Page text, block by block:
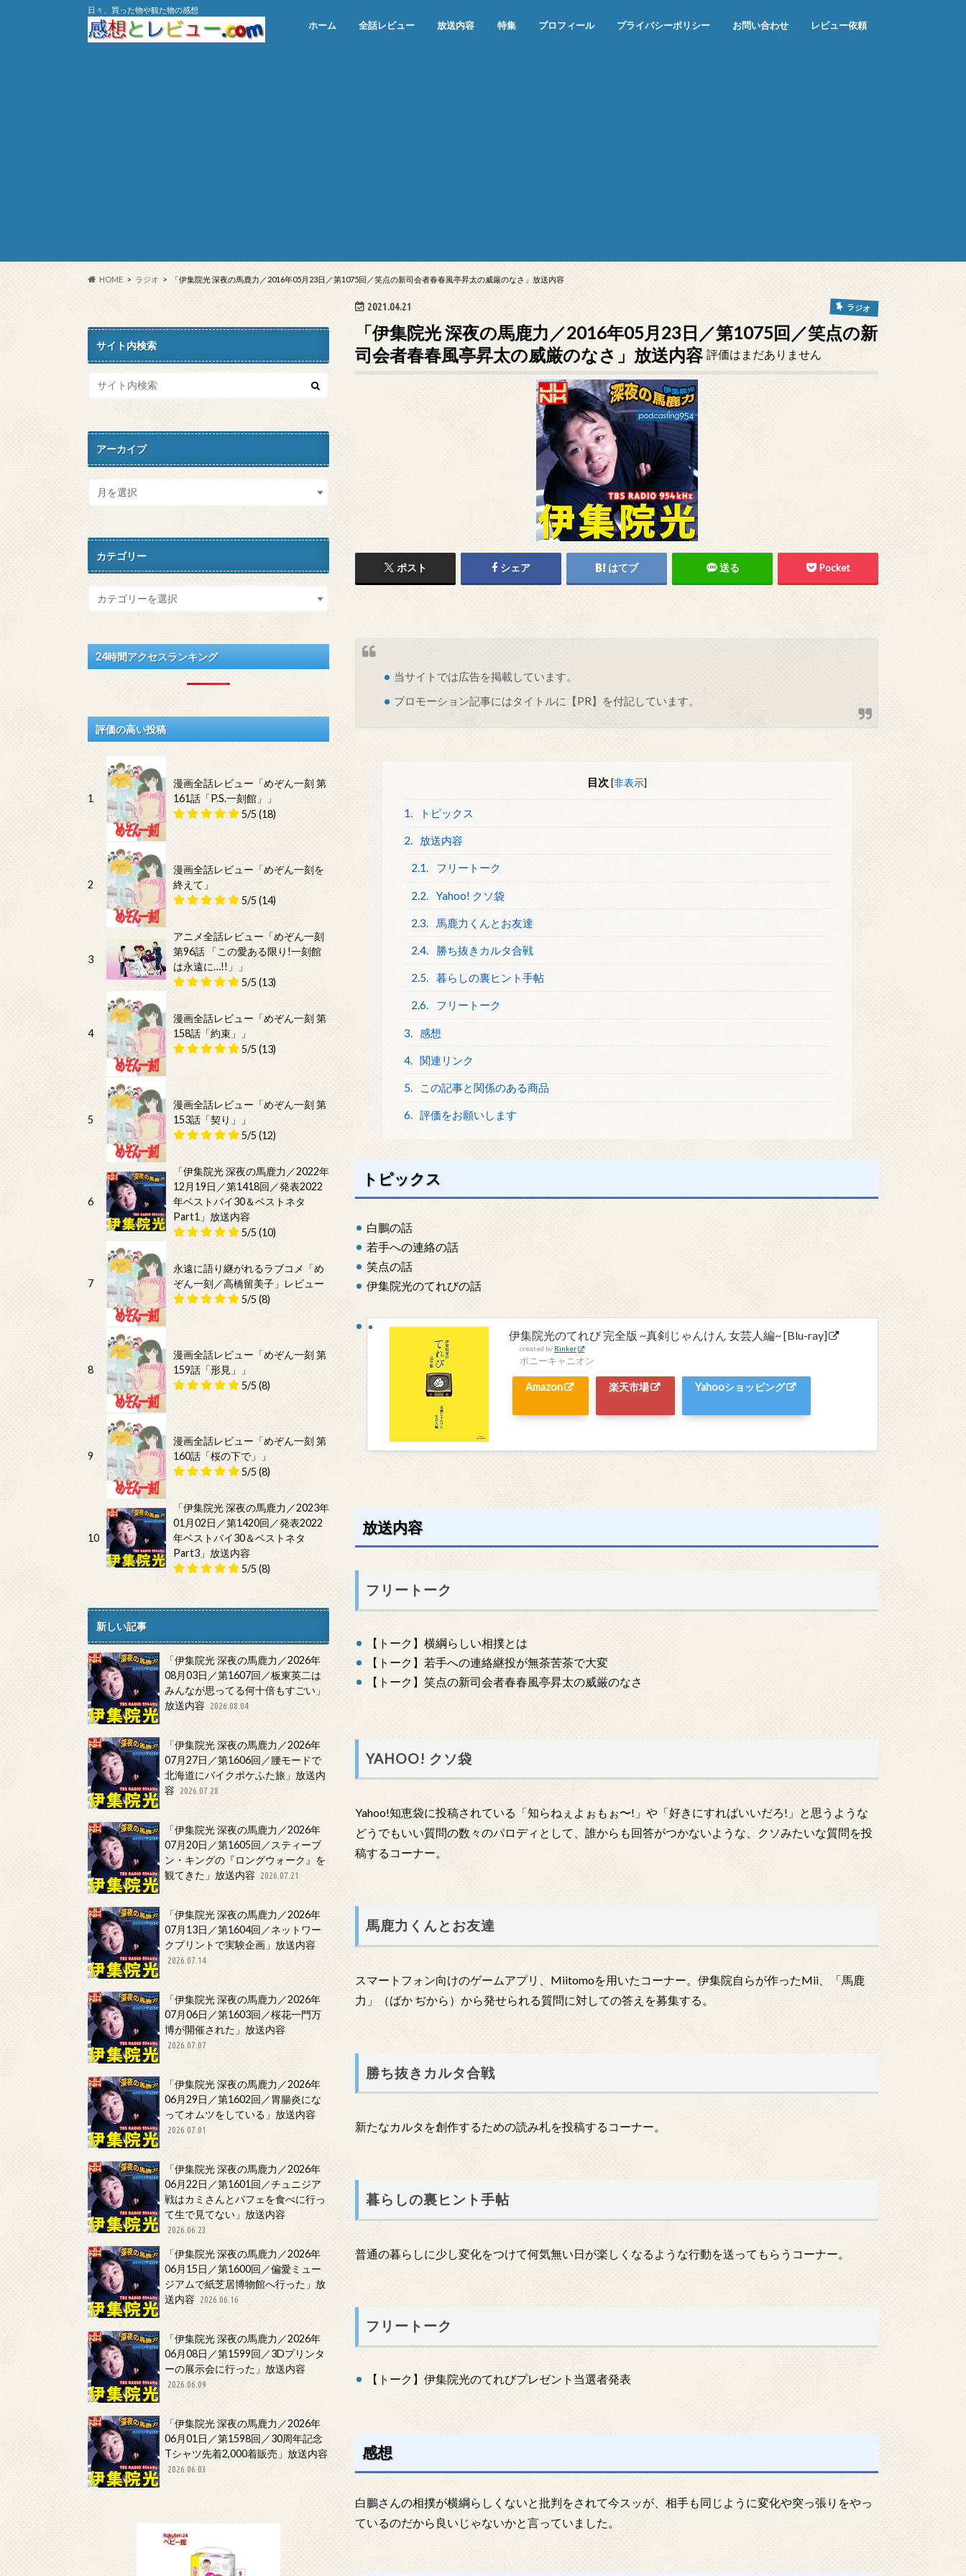
日々、買った物や観た物の感想
ホーム 全話レビュー 放送内容 特集 プロフィール プライバシーポリシー お問い合わせ レビュー依頼
HOME ラジオ 「伊集院光 深夜の馬鹿力／2016年05月23日／第1075回／笑点の新司会者春春風亭昇太の威厳のなさ」放送内容
2021.04.21 ラジオ
「伊集院光 深夜の馬鹿力／2016年05月23日／第1075回／笑点の新
司会者春春風亭昇太の威厳のなさ」放送内容 評価はまだありません
ポスト シェア はてブ 送る Pocket
当サイトでは広告を掲載しています。
プロモーション記事にはタイトルに【PR】を付記しています。
目次 [非表示]
1. トピックス
2. 放送内容
2.1. フリートーク
2.2. Yahoo! クソ袋
2.3. 馬鹿力くんとお友達
2.4. 勝ち抜きカルタ合戦
2.5. 暮らしの裏ヒント手帖
2.6. フリートーク
3. 感想
4. 関連リンク
5. この記事と関係のある商品
6. 評価をお願いします
トピックス
白鵬の話
若手への連絡の話
笑点の話
伊集院光のてれびの話
伊集院光のてれび 完全版 ~真剣じゃんけん 女芸人編~ [Blu-ray]
created by Rinker
ポニーキャニオン
Amazon 楽天市場 Yahooショッピング
放送内容
フリートーク
【トーク】横綱らしい相撲とは
【トーク】若手への連絡継投が無茶苦茶で大変
【トーク】笑点の新司会者春春風亭昇太の威厳のなさ
YAHOO! クソ袋
Yahoo!知恵袋に投稿されている「知らねぇよぉもぉ〜!」や「好きにすればいいだろ!」と思うような
どうでもいい質問の数々のパロディとして、誰からも回答がつかないような、クソみたいな質問を投
稿するコーナー。
馬鹿力くんとお友達
スマートフォン向けのゲームアプリ、Miitomoを用いたコーナー。伊集院自らが作ったMii、「馬鹿
力」（ばか ぢから）から発せられる質問に対しての答えを募集する。
勝ち抜きカルタ合戦
新たなカルタを創作するための読み札を投稿するコーナー。
暮らしの裏ヒント手帖
普通の暮らしに少し変化をつけて何気無い日が楽しくなるような行動を送ってもらうコーナー。
フリートーク
【トーク】伊集院光のてれびプレゼント当選者発表
感想
白鵬さんの相撲が横綱らしくないと批判をされて今スッが、相手も同じように変化や突っ張りをやっ
ているのだから良いじゃないかと言っていました。
サイト内検索
アーカイブ
カテゴリー
24時間アクセスランキング
評価の高い投稿
1
漫画全話レビュー「めぞん一刻 第
161話「P.S.一刻館」」
5/5 (18)
2
漫画全話レビュー「めぞん一刻を
終えて」
5/5 (14)
3
アニメ全話レビュー「めぞん一刻
第96話 「この愛ある限り!一刻館
は永遠に…!!」」
5/5 (13)
4
漫画全話レビュー「めぞん一刻 第
158話「約束」」
5/5 (13)
5
漫画全話レビュー「めぞん一刻 第
153話「契り」」
5/5 (12)
6
「伊集院光 深夜の馬鹿力／2022年
12月19日／第1418回／発表2022
年ベストバイ30＆ベストネタ
Part1」放送内容
5/5 (10)
7
永遠に語り継がれるラブコメ「め
ぞん一刻／高橋留美子」レビュー
5/5 (8)
8
漫画全話レビュー「めぞん一刻 第
159話「形見」」
5/5 (8)
9
漫画全話レビュー「めぞん一刻 第
160話「桜の下で」」
5/5 (8)
10
「伊集院光 深夜の馬鹿力／2023年
01月02日／第1420回／発表2022
年ベストバイ30＆ベストネタ
Part3」放送内容
5/5 (8)
新しい記事
「伊集院光 深夜の馬鹿力／2026年
08月03日／第1607回／板東英二は
みんなが思ってる何十倍もすごい」
放送内容
2026.08.04
「伊集院光 深夜の馬鹿力／2026年
07月27日／第1606回／腰モードで
北海道にバイクポケふた旅」放送内
容
2026.07.28
「伊集院光 深夜の馬鹿力／2026年
07月20日／第1605回／スティーブ
ン・キングの『ロングウォーク』を
観てきた」放送内容
2026.07.21
「伊集院光 深夜の馬鹿力／2026年
07月13日／第1604回／ネットワー
クプリントで実験企画」放送内容
2026.07.14
「伊集院光 深夜の馬鹿力／2026年
07月06日／第1603回／桜花一門万
博が開催された」放送内容
2026.07.07
「伊集院光 深夜の馬鹿力／2026年
06月29日／第1602回／胃腸炎にな
ってオムツをしている」放送内容
2026.07.01
「伊集院光 深夜の馬鹿力／2026年
06月22日／第1601回／チュニジア
戦はカミさんとパフェを食べに行っ
て生で見てない」放送内容
2026.06.23
「伊集院光 深夜の馬鹿力／2026年
06月15日／第1600回／偏愛ミュー
ジアムで紙芝居博物館へ行った」放
送内容
2026.06.16
「伊集院光 深夜の馬鹿力／2026年
06月08日／第1599回／3Dプリンタ
ーの展示会に行った」放送内容
2026.06.09
「伊集院光 深夜の馬鹿力／2026年
06月01日／第1598回／30周年記念
Tシャツ先着2,000着販売」放送内容
2026.06.03